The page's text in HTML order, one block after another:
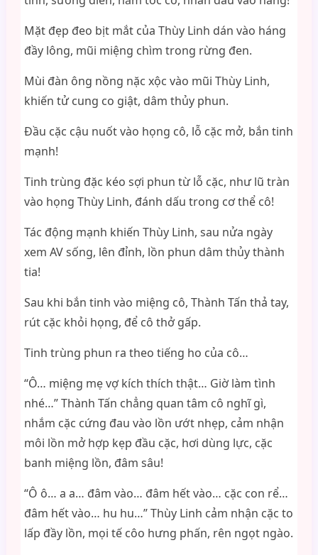
Mặt đẹp đeo bịt mắt của Thùy Linh dán vào háng
đầy lông, mũi miệng chìm trong rừng đen.
Mùi đàn ông nồng nặc xộc vào mũi Thùy Linh,
khiến tử cung co giật, dâm thủy phun.
Đầu cặc cậu nuốt vào họng cô, lỗ cặc mở, bắn tinh
mạnh!
Tinh trùng đặc kéo sợi phun từ lỗ cặc, như lũ tràn
vào họng Thùy Linh, đánh dấu trong cơ thể cô!
Tác động mạnh khiến Thùy Linh, sau nửa ngày
xem AV sống, lên đỉnh, lồn phun dâm thủy thành
tia!
Sau khi bắn tinh vào miệng cô, Thành Tấn thả tay,
rút cặc khỏi họng, để cô thở gấp.
Tinh trùng phun ra theo tiếng ho của cô…
“Ô… miệng mẹ vợ kích thích thật… Giờ làm tình
nhé…” Thành Tấn chẳng quan tâm cô nghĩ gì,
nhắm cặc cứng đau vào lồn ướt nhẹp, cảm nhận
môi lồn mở hợp kẹp đầu cặc, hơi dùng lực, cặc
banh miệng lồn, đâm sâu!
“Ô ô… a a… đâm vào… đâm hết vào… cặc con rể…
đâm hết vào… hu hu…” Thùy Linh cảm nhận cặc to
lấp đầy lồn, mọi tế côo hưng phấn, rên ngọt ngào.